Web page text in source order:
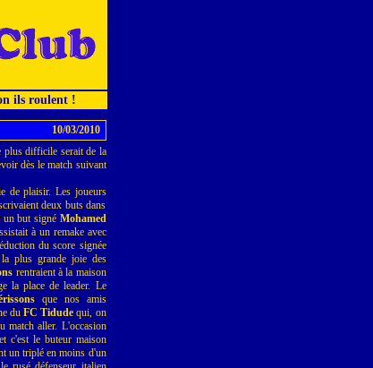
ils roulent !
10/03/2010
plus difficile serait de la
dès le match suivant
de plaisir. Les joueurs
deux buts dans
un but signé Mohamed
à un remake avec
du score signée
plus grande joie des
rentraient à la maison
la place de leader. Le
que nos amis
duFC Tidude qui, on
match aller. L'occasion
c'est le buteur maison
un triplé en moins d'un